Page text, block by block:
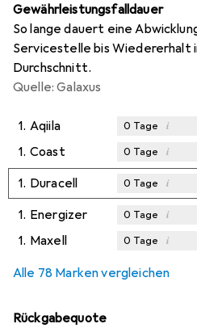
Gewährleistungsfalldauer
So lange dauert eine
Servicestelle bis Wiedererhalt
Durchschnitt.
Quelle: Galaxus
1. Aqiila 0 Tage i
1. Coast 0 Tage i
1. Duracell 0 Tage i
1. Energizer 0 Tage i
1. Maxell 0 Tage i
Alle 78 Marken vergleichen
Rückgabequote